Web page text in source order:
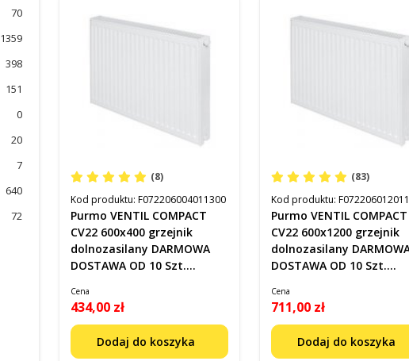
70
1359
398
151
0
20
7
640
72
(8)
Kod produktu: F072206004011300
Purmo VENTIL COMPACT
CV22 600x400 grzejnik
dolnozasilany DARMOWA
DOSTAWA OD 10 Szt.
Cena
434,00 zł
Dodaj do koszyka
(83)
Kod produktu:
Purmo VENTIL COMPACT
CV22 600x1200 grzejnik
dolnozasilany
DOSTAWA OD 10 Szt.
Cena
711,00 zł
Dodaj do koszyka